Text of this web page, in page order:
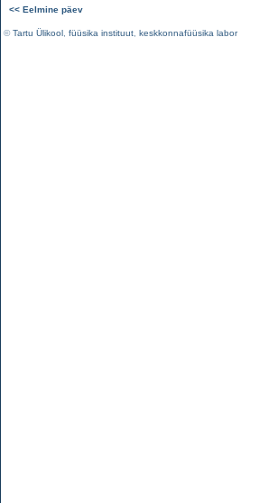
<< Eelmine päev
©Tartu Ülikool füüsika instituut keskkonnafüüsika labor